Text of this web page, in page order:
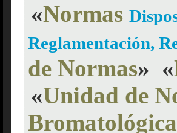
«Normas
Reglamentación,
de Normas» «
«Unidad de